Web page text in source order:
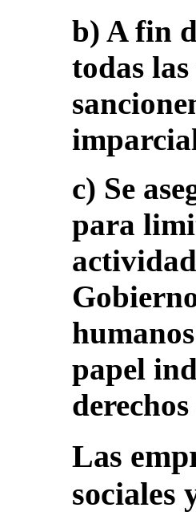
b) A fin
todas
c) Se
para
papel
Las
sociales